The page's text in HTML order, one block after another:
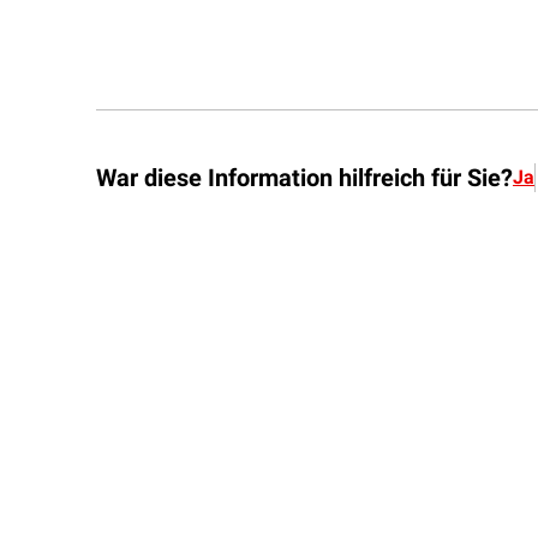
War diese Information hilfreich für Sie?Ja